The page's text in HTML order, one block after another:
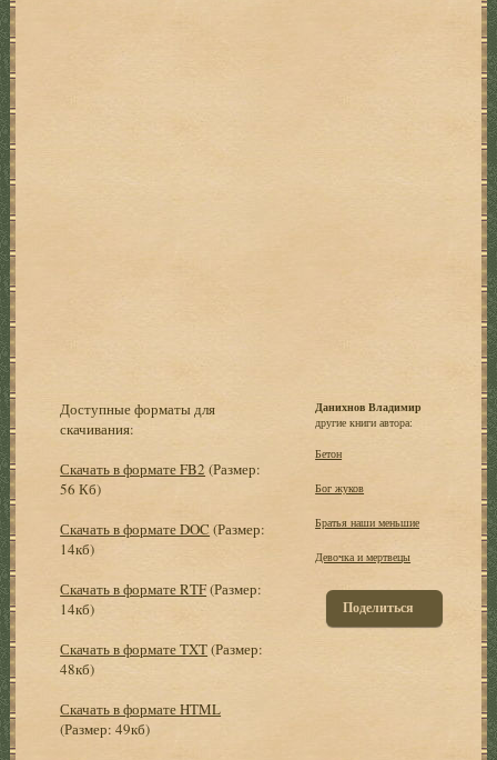
Доступные форматы для
скачивания:
Скачать в формате FB2 (Размер:
56 Кб)
Скачать в формате DOC (Размер:
14кб)
Скачать в формате RTF(Размер:
14кб)
Скачать в формате TXT(Размер:
48кб)
Скачать в формате HTML
(Размер: 49кб)
Данихнов Владимир
другие книги автора:
Бетон
Бог жуков
Братья наши меньшие
Девочка и мертвецы
Поделиться